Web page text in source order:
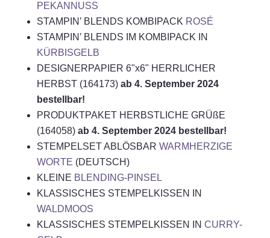
PEKANNUSS
STAMPIN’ BLENDS KOMBIPACK ROSÉ
STAMPIN’ BLENDS IM KOMBIPACK IN
KÜRBISGELB
DESIGNERPAPIER 6"x6" HERRLICHER
HERBST (164173) ab 4. September 2024
bestellbar!
PRODUKTPAKET HERBSTLICHE GRÜßE
(164058) ab 4. September 2024 bestellbar!
STEMPELSET ABLÖSBAR WARMHERZIGE
WORTE (DEUTSCH)
KLEINE BLENDING-PINSEL
KLASSISCHES STEMPELKISSEN IN
WALDMOOS
KLASSISCHES STEMPELKISSEN IN CURRY-